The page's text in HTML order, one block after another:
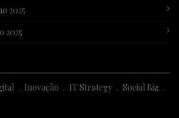
2025
2025
Inovação IT Strategy
Social Biz